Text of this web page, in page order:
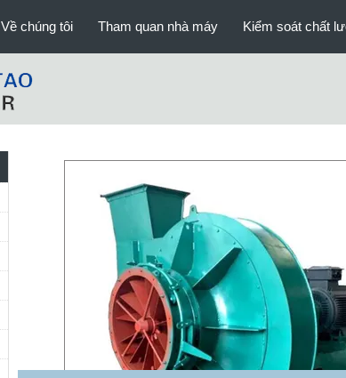
Về chúng tôi Tham quan nhà máy Kiểm soát chất